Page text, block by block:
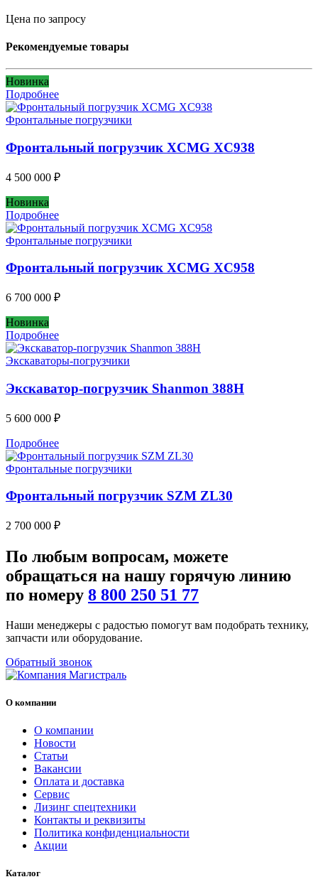
Цена по запросу
Рекомендуемые товары
Новинка
Подробнее
Фронтальные погрузчики
Фронтальный погрузчик XCMG XC938
4 500 000 ₽
Новинка
Подробнее
Фронтальные погрузчики
Фронтальный погрузчик XCMG XC958
6 700 000 ₽
Новинка
Подробнее
Экскаваторы-погрузчики
Экскаватор-погрузчик Shanmon 388H
5 600 000 ₽
Подробнее
Фронтальные погрузчики
Фронтальный погрузчик SZM ZL30
2 700 000 ₽
По любым вопросам, можете
обращаться на нашу горячую линию
по номеру 8 800 250 51 77
Наши менеджеры с радостью помогут вам подобрать технику,
запчасти или оборудование.
Обратный звонок
О компании
О компании
Новости
Статьи
Вакансии
Оплата и доставка
Сервис
Лизинг спецтехники
Контакты и реквизиты
Политика конфиденциальности
Акции
Каталог